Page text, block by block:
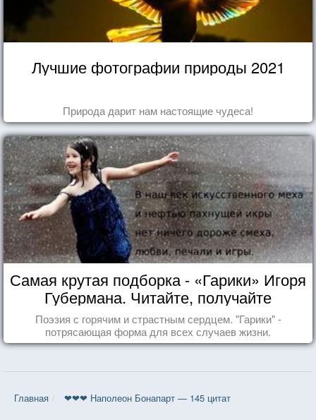
Лучшие фотографии природы 2021
Природа дарит нам настоящие чудеса!
Самая крутая подборка - «Гарики» Игоря
Губермана. Читайте, получайте
удовольствие!
Поэзия с горячим и страстным сердцем. "Гарики" -
потрясающая форма для всех случаев жизни.
Главная ❤❤❤ Наполеон Бонапарт — 145 цитат